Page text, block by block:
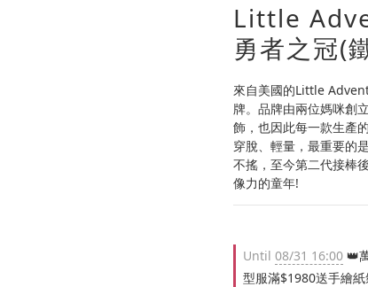
Little
勇者之冠(
來自美國的Little
牌。品牌由兩位媽咪創
飾，也因此每一款生產
穿脫、輕量，最重要的
不搖，至今第二代接棒
像力的童年!
Until 08/31 16:00👑
型服滿$1980送手繪